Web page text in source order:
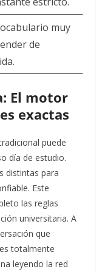
muy
de
El motor
exactas
puede
día de estudio.
distintas para
Este
las reglas
universitaria. A
que
totalmente
leyendo la red